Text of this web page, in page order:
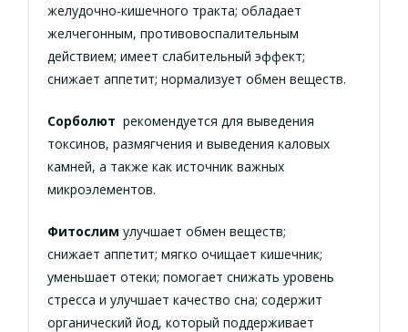
желудочно-кишечного тракта; обладает
желчегонным, противовоспалительным
действием; имеет слабительный эффект;
снижает аппетит; нормализует обмен веществ.
Сорболют рекомендуется для выведения
токсинов, размягчения и выведения каловых
камней, а также как источник важных
микроэлементов.
Фитослим улучшает обмен веществ;
снижает аппетит; мягко очищает кишечник;
уменьшает отеки; помогает снижать уровень
стресса и улучшает качество сна; содержит
органический йод, который поддерживает